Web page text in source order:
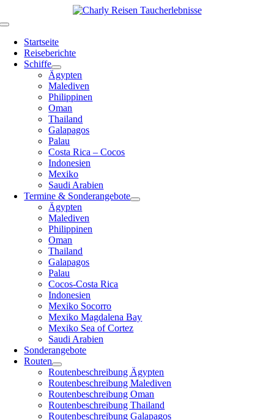
Inhalt
Toggle
NavigationStartseite
Reiseberichte
Schiffe
Ägypten
Malediven
Philippinen
Oman
Thailand
Galapagos
Palau
Costa Rica – Cocos
Indonesien
Mexiko
Saudi Arabien
Termine & Sonderangebote
Ägypten
Malediven
Philippinen
Oman
Thailand
Galapagos
Palau
Cocos-Costa Rica
Indonesien
Mexiko Socorro
Mexiko Magdalena Bay
Mexiko Sea of Cortez
Saudi Arabien
Sonderangebote
Routen
Routenbeschreibung Ägypten
Routenbeschreibung Malediven
Routenbeschreibung Oman
Routenbeschreibung Thailand
Routenbeschreibung Galapagos